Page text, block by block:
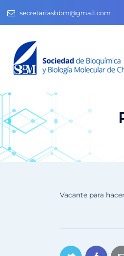
secretariasbbm@gmail.com
Vacante para